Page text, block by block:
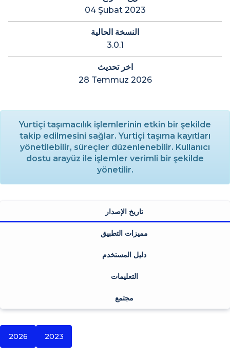
04 Şubat 2023
النسخة الحالية
3.0.1
اخر تحديث
28 Temmuz 2026
Yurtiçi taşımacılık işlemlerinin etkin bir şekilde
takip edilmesini sağlar. Yurtiçi taşıma kayıtları
yönetilebilir, süreçler düzenlenebilir. Kullanıcı
dostu arayüz ile işlemler verimli bir şekilde
yönetilir.
تاريخ الإصدار
مميزات التطبيق
دليل المستخدم
التعليمات
مجتمع
2026 2023